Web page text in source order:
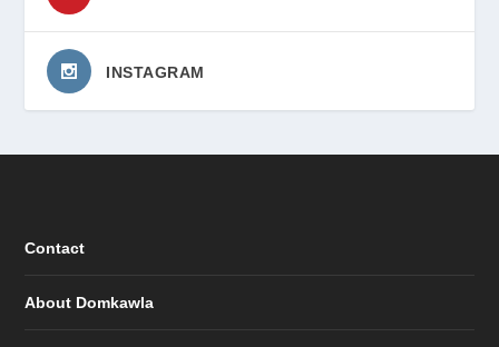
INSTAGRAM
Contact
About Domkawla